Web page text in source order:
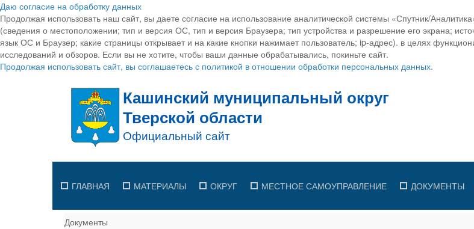
Даю согласие на обработку данных
Продолжая использовать наш сайт, вы даете согласие на использование аналитической системы «Спутник/
(сведения о местоположении; тип и версия ОС, тип и версия Браузера; тип устройства и разрешение его экрана;
язык ОС и Браузер; какие страницы открывает и на какие кнопки нажимает пользователь; ip-адрес). в целях
исследований и обзоров. Если вы не хотите, чтобы ваши данные обрабатывались, покиньте сайт.
Продолжая использовать сайт, вы соглашаетесь с политикой в отношении обработки персональных данных.
ГЛАВНАЯ МАТЕРИАЛЫ ОКРУГ МЕСТНОЕ САМОУПРАВЛЕНИЕ ДОКУМЕНТЫ
Документы